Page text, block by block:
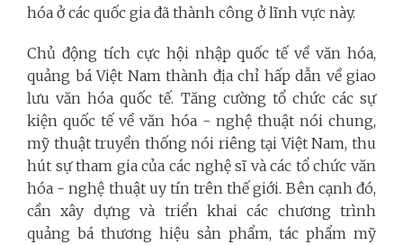
hóa ở các quốc gia đã thành công ở lĩnh vực này.
Chủ động tích cực hội nhập quốc tế về văn hóa,
quảng bá Việt Nam thành địa chỉ hấp dẫn về giao
lưu văn hóa quốc tế. Tăng cường tổ chức các sự
kiện quốc tế về văn hóa - nghệ thuật nói chung,
mỹ thuật truyền thống nói riêng tại Việt Nam, thu
hút sự tham gia của các nghệ sĩ và các tổ chức văn
hóa - nghệ thuật uy tín trên thế giới. Bên cạnh đó,
cần xây dựng và triển khai các chương trình
quảng bá thương hiệu sản phẩm, tác phẩm mỹ